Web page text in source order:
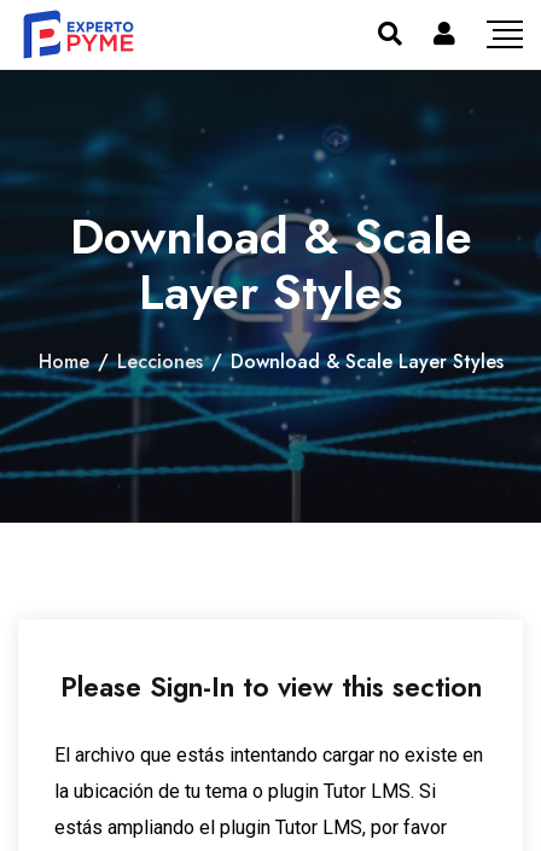
Download & Scale
Layer Styles
Home / Lecciones / Download & Scale Layer Styles
Please Sign-In to view this section
El archivo que estás intentando cargar no existe en
la ubicación de tu tema o plugin Tutor LMS. Si
estás ampliando el plugin Tutor LMS, por favor